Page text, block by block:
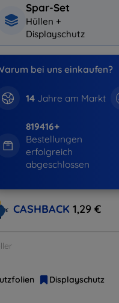
Spar-Set
Hüllen +
Displayschutz
bei uns einkaufen?
14Jahre am Markt
819416+
Bestellungen
erfolgreich
abgeschlossen
CASHBACK 1,29 €
Displayschutz